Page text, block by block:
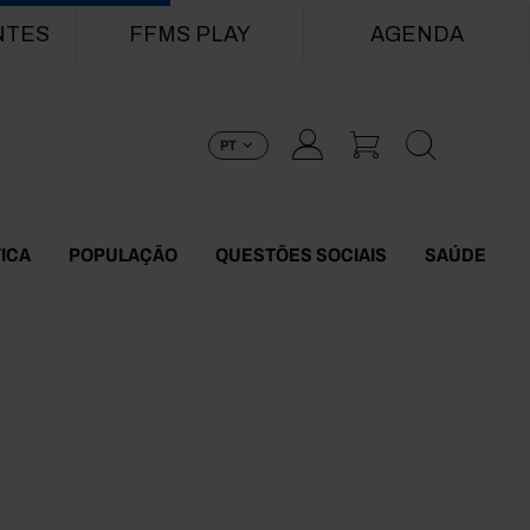
FFMS PLAY AGENDA
PT
POPULAÇÃO QUESTÕES SOCIAIS SAÚDE